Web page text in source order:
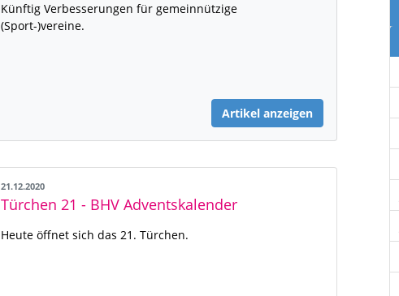
Künftig Verbesserungen für gemeinnützige
(Sport-)vereine.
Artikel anzeigen
21.12.2020
Türchen 21 - BHV Adventskalender
Heute öffnet sich das 21. Türchen.